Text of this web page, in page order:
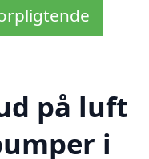
på luft
i